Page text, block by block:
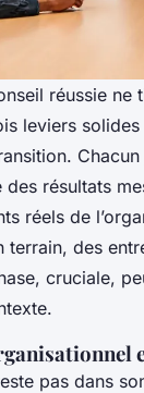
réussie ne
leviers
résultats
réels de
terrain, des
cruciale,
pas dans